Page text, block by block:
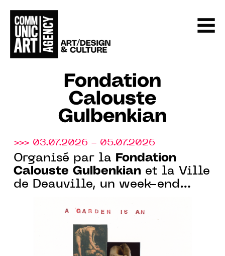
Fondation
Calouste
Gulbenkian
>>> 03.07.2026 - 05.07.2026
Organisé par la
Fondation
Calouste Gulbenkian et la Ville
de Deauville, un week-end
Gulbenkian, à Benerville-sur-